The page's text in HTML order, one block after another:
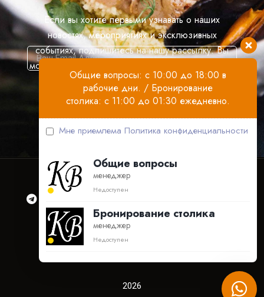
Если вы хотите первыми узнавать о наших
новостях, мероприятиях и эксклюзивных
событиях, подпишитесь на нашу рассылку. Вы
можете отказаться в любое время, нажав ссылку
«отказаться от подписки на рассылку».
Ресторан Бронирование
2026
Общие вопросы: с 10:00 до 18:00 в
рабочие дни. / Бронирование
столика: с 11:00 до 01:30 ежедневно.
Мне приемлема Политика конфиденциальности
Общие вопросы
менеджер
Недоступен
Бронирование столика
менеджер
Недоступен